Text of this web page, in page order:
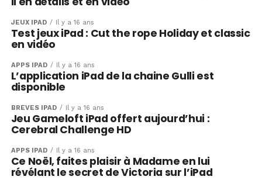
JEUX IPAD Il y a 16 ans
Test jeux iPad : Cut the rope Holiday et classic
en vidéo
APPS IPAD Il y a 16 ans
L’application iPad de la chaine Gulli est
disponible
BRÈVES IPAD Il y a 16 ans
Jeu Gameloft iPad offert aujourd’hui :
Cerebral Challenge HD
APPS IPAD Il y a 16 ans
Ce Noël, faites plaisir à Madame en lui
révélant le secret de Victoria sur l’iPad